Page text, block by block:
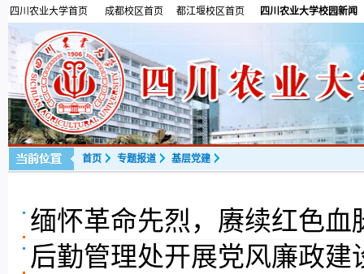
四川农业大学首页 成都校区首页 都江堰校区首页 四川农业大学校园新闻
首页 专题报道 基层党建
缅怀革命先烈，赓续红色血
后勤管理处开展党风廉政建